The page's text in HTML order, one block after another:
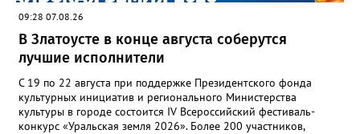
09:28 07.08.26
В Златоусте в конце августа соберутся
лучшие исполнители
С 19 по 22 августа при поддержке Президентского фонда
культурных инициатив и регионального Министерства
культуры в городе состоится IV Всероссийский фестиваль-
конкурс «Уральская земля 2026». Более 200 участников,